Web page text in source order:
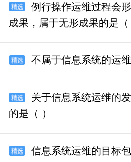
例行操作运维过程会
成果，属于无形成果的是（
不属于信息系统的运
关于信息系统运维的
的是（ ）
信息系统运维的目标